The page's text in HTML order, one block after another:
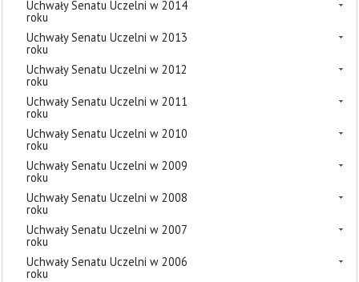
Uchwały Senatu Uczelni w 2014
roku
Uchwały Senatu Uczelni w 2013
roku
Uchwały Senatu Uczelni w 2012
roku
Uchwały Senatu Uczelni w 2011
roku
Uchwały Senatu Uczelni w 2010
roku
Uchwały Senatu Uczelni w 2009
roku
Uchwały Senatu Uczelni w 2008
roku
Uchwały Senatu Uczelni w 2007
roku
Uchwały Senatu Uczelni w 2006
roku